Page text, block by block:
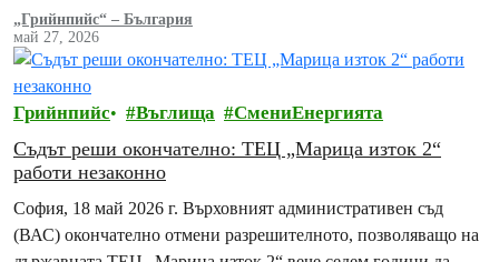
замърсители
„Грийнпийс“ – България
май 27, 2026
Грийнпийс Въглища СмениЕнергията
Съдът реши окончателно: ТЕЦ „Марица изток 2“
работи незаконно
София, 18 май 2026 г. Върховният административен съд
(ВАС) окончателно отмени разрешителното, позволяващо на